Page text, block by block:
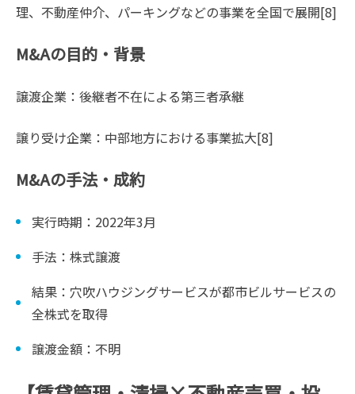
理、不動産仲介、パーキングなどの事業を全国で展開[8]
M&Aの目的・背景
譲渡企業：後継者不在による第三者承継
譲り受け企業：中部地方における事業拡大[8]
M&Aの手法・成約
実行時期：2022年3月
手法：株式譲渡
結果：穴吹ハウジングサービスが都市ビルサービスの
全株式を取得
譲渡金額：不明